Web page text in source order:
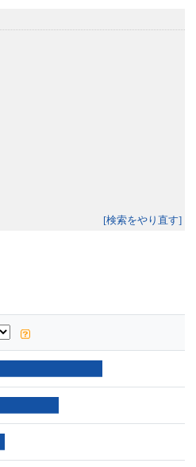
[検索をやり直す]